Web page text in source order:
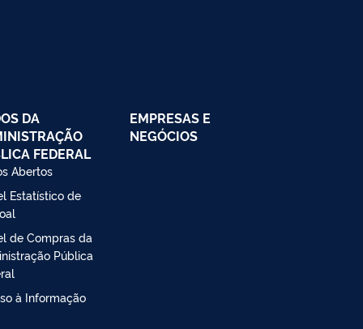
DA
FEDERAL
Abertos
Estatístico de
de Compras da
Pública
à Informação
EMPRESAS E
NEGÓCIOS